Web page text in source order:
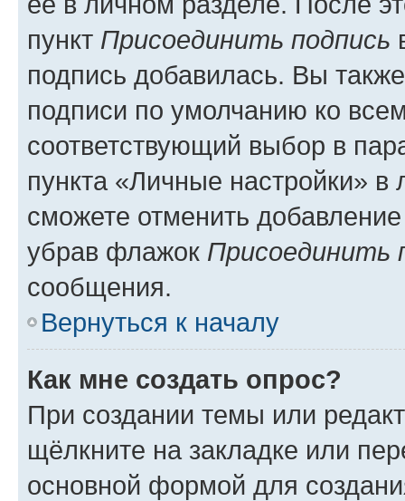
пункт Присоединить подпись
подпись добавилась. Вы
подписи по умолчанию ко
соответствующий выбор в
пункта «Личные настройки»
сможете отменить
убрав флажок Присоединить
сообщения.
Вернуться к началу
Как мне создать опрос?
При создании темы или
щёлкните на закладке или
основной формой для